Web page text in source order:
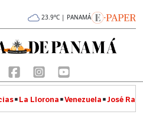
23.9°C | PANAMÁ
La Llorona Venezuela José